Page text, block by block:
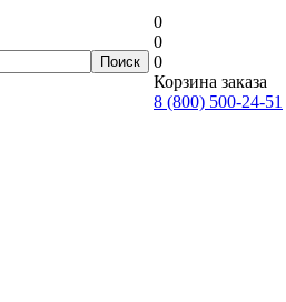
0
0
0
Корзина заказа
8 (800) 500-24-51